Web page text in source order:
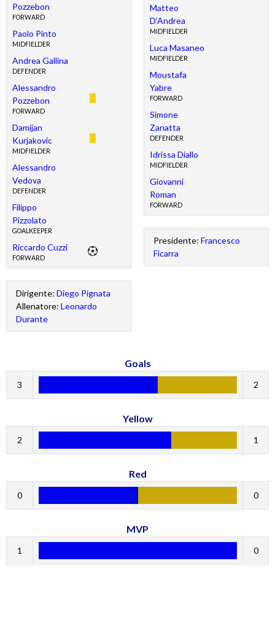
Pozzebon
FORWARD
Paolo Pinto
MIDFIELDER
Andrea Gallina
DEFENDER
Alessandro
Pozzebon
FORWARD
Damijan
Kurjakovic
MIDFIELDER
Alessandro
Vedova
DEFENDER
Filippo
Pizzolato
GOALKEEPER
Riccardo Cuzzi
FORWARD
Dirigente: Diego Pignata
Allenatore: Leonardo
Durante
Matteo
D’Andrea
MIDFIELDER
Luca Masaneo
MIDFIELDER
Moustafa
Yabre
FORWARD
Simone
Zanatta
DEFENDER
Idrissa Diallo
MIDFIELDER
Giovanni
Roman
FORWARD
Presidente: Francesco
Ficarra
Goals
3 2
Yellow
2 1
Red
0 0
MVP
1 0